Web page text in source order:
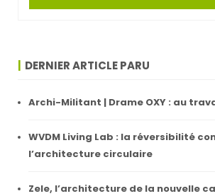
DERNIER ARTICLE PARU
Archi-Militant | Drame OXY : au
WVDM Living Lab : la réversibilité
l’architecture circulaire
Zele, l’architecture de la nouvelle